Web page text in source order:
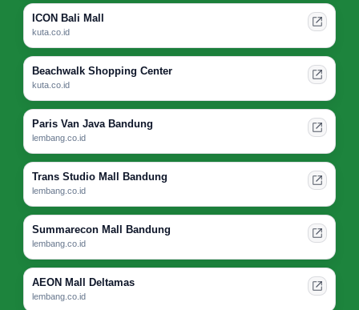
ICON Bali Mall
kuta.co.id
Beachwalk Shopping Center
kuta.co.id
Paris Van Java Bandung
lembang.co.id
Trans Studio Mall Bandung
lembang.co.id
Summarecon Mall Bandung
lembang.co.id
AEON Mall Deltamas
lembang.co.id